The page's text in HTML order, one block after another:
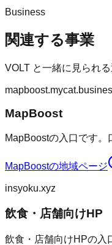
Business
関連する事業
VOLT と一緒に見られ
MapBoost
MapBoostの入口です
MapBoostの地域ページ
insyoku.xyz
飲食・店舗向けHP
飲食・店舗向けHPの入